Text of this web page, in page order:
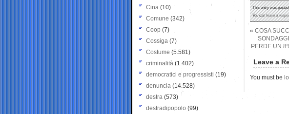
This entry was
You canleave a
« COSA
PERDE UN
Leave a
You must be
Cina (10)
Comune (342)
Coop (7)
Cossiga (7)
Costume (5.581)
criminalità (1.402)
democratici e progressisti (19)
denuncia (14.528)
destra (573)
destradipopolo (99)